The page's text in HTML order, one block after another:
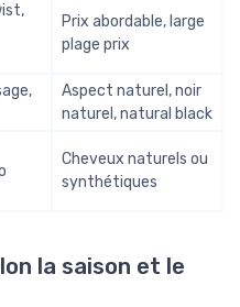
Prix abordable, large
plage prix
Aspect naturel, noir
naturel, natural black
Cheveux naturels ou
synthétiques
la saison et le